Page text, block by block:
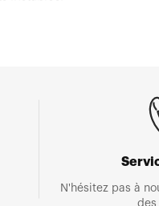
N'hésitez pas à